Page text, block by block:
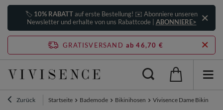
🏷️ 10% RABATTauf erste Bestellung! ✉️ Abonniere unseren
Newsletter und erhalte von uns Rabattcode | ABONNIERE>
GRATISVERSAND ab 46,70 €
Zurück Startseite Bademode Bikinihosen Vivisence Dame Bikini